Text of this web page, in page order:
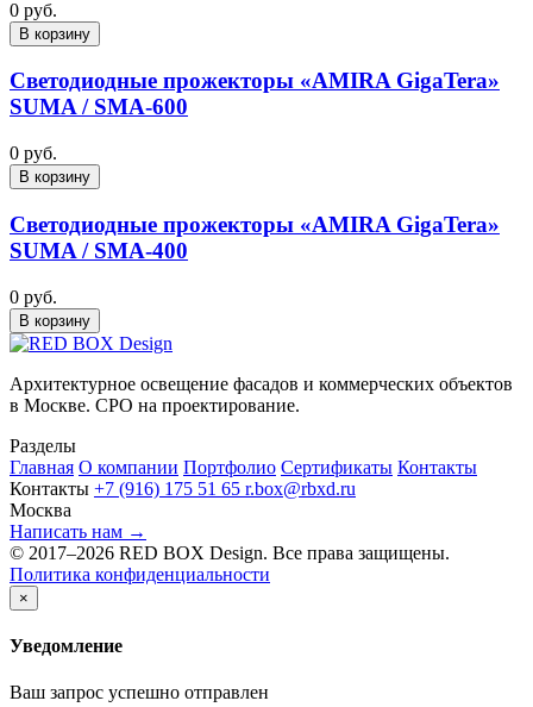
0 руб.
В корзину
Светодиодные прожекторы «AMIRA GigaTera»
SUMA / SMA-600
0 руб.
В корзину
Светодиодные прожекторы «AMIRA GigaTera»
SUMA / SMA-400
0 руб.
В корзину
Архитектурное освещение фасадов и коммерческих объектов
в Москве. СРО на проектирование.
Разделы
Главная О компании Портфолио Сертификаты Контакты
Контакты +7 (916) 175 51 65 r.box@rbxd.ru
Москва
Написать нам →
© 2017–2026 RED BOX Design. Все права защищены.
Политика конфиденциальности
×
Уведомление
Ваш запрос успешно отправлен